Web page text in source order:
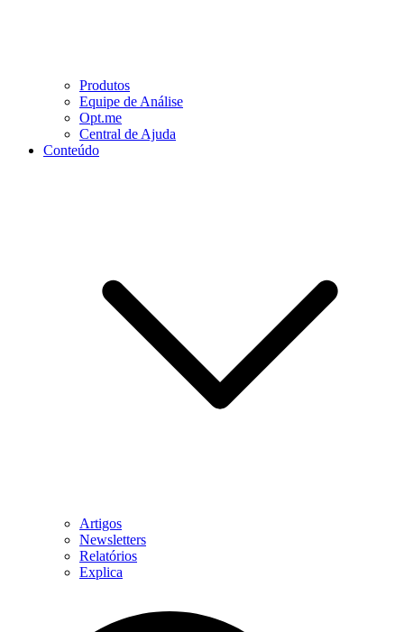
Produtos
Equipe de Análise
Opt.me
Central de Ajuda
Conteúdo
Artigos
Newsletters
Relatórios
Explica